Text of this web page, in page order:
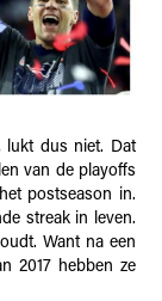
lukt dus niet. Dat
van de playoffs
postseason in.
streak in leven.
Want na een
2017 hebben ze